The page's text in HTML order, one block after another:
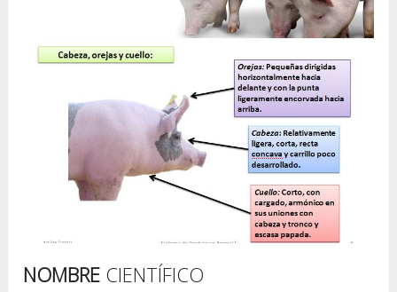
NOMBRE CIENTÍFICO